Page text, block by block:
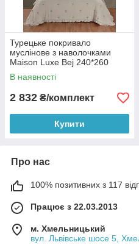
Турецьке покривало
муслінове з наволочками
Maison Luxe Bej 240*260
В наявності
2 832 ₴/комплект
Купити
Про нас
100% позитивних з 117
Працює з 22.03.2013
м. Хмельницький
вул. Львівське шосе 5,